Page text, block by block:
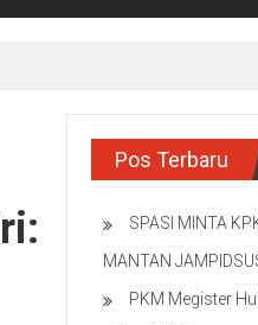
Pos Terbaru
SPASI MINTA
MANTAN
PKM Megister